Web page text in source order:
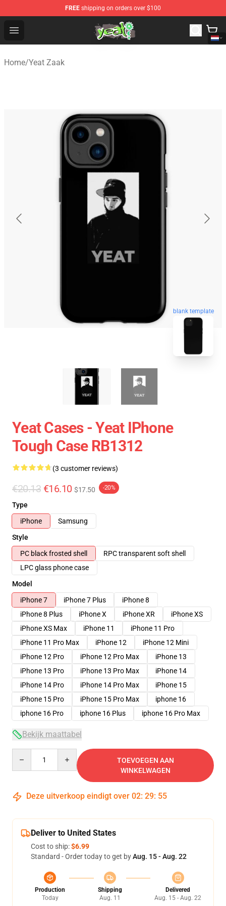
FREE shipping on orders over $100
Open menu
Yeat Shop - Official Yeat Merchandise Store
Home/Yeat Zaak
blank template
Yeat Cases - Yeat IPhone
Tough Case RB1312
(3 customer reviews)
€20.13 €16.10 $17.50 -20%
Type
iPhone
Samsung
Style
PC black frosted shell
RPC transparent soft shell
LPC glass phone case
Model
iPhone 7
iPhone 7 Plus
iPhone 8
iPhone 8 Plus
iPhone X iPhone XR
iPhone XS
iPhone XS Max
iPhone 11
iPhone 11 Pro
iPhone 11 Pro Max
iPhone 12
iPhone 12 Mini
iPhone 12 Pro
iPhone 12 Pro Max
iPhone 13
iPhone 13 Pro
iPhone 13 Pro Max
iPhone 14
iPhone 14 Pro
iPhone 14 Pro Max
iPhone 15
iPhone 15 Pro
iPhone 15 Pro Max
iphone 16
iphone 16 Pro
iphone 16 Plus iphone 16 Pro Max
Bekijk maattabel
TOEVOEGEN AAN
WINKELWAGEN
Deze uitverkoop eindigt over 02: 29: 54
Deliver to United States
Cost to ship:$6.99
Standard - Order today to get byAug. 15 - Aug. 22
Production
Today
Shipping
Aug. 11
Delivered
Aug. 15 - Aug. 22